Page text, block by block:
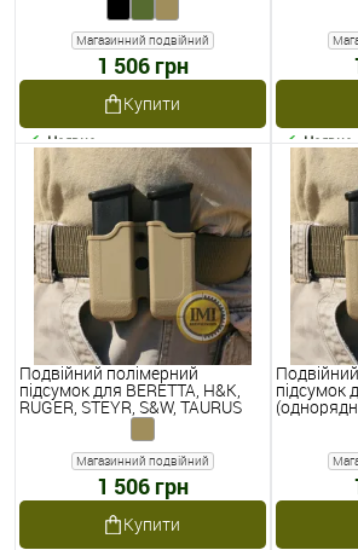
Магазинний подвійний
1 506 грн
Купити
Наявне
Наявне
Подвійний полімерний
підсумок для BERETTA, H&K,
RUGER, STEYR, S&W, TAURUS
IMI-Z2040 (MP04)
Магазинний подвійний
1 506 грн
Купити
підсумок